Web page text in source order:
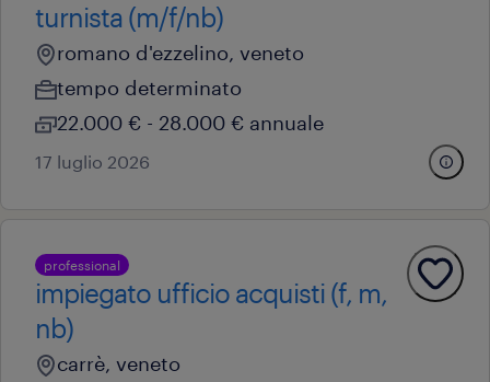
turnista (m/f/nb)
romano d'ezzelino, veneto
tempo determinato
22.000 € - 28.000 € annuale
17 luglio 2026
professional
impiegato ufficio acquisti (f, m,
nb)
carrè, veneto